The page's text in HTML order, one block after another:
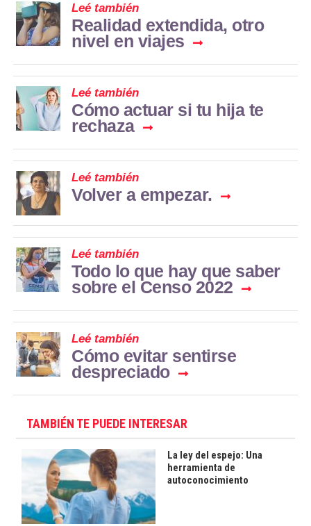
Leé también
Realidad extendida, otro
nivel en viajes
Leé también
Cómo actuar si tu hija te
rechaza
Leé también
Volver a empezar.
Leé también
Todo lo que hay que saber
sobre el Censo 2022
Leé también
Cómo evitar sentirse
despreciado
TAMBIÉN TE PUEDE INTERESAR
La ley del espejo: Una
herramienta de
autoconocimiento